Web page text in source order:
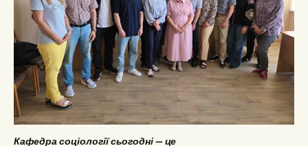
Кафедра соціології сьогодні — це